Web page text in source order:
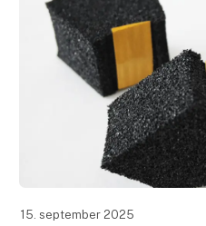
15. september 2025